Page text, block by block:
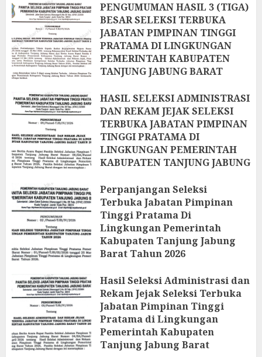
PENGUMUMAN HASIL 3 (TIGA)
BESAR SELEKSI TERBUKA
JABATAN PIMPINAN TINGGI
PRATAMA DI LINGKUNGAN
PEMERINTAH KABUPATEN
TANJUNG JABUNG BARAT
HASIL SELEKSI ADMINISTRASI
DAN REKAM JEJAK SELEKSI
TERBUKA JABATAN PIMPINAN
TINGGI PRATAMA DI
LINGKUNGAN PEMERINTAH
KABUPATEN TANJUNG JABUNG
24 APRIL 2026
Perpanjangan Seleksi
Terbuka Jabatan Pimpinan
Tinggi Pratama Di
Lingkungan Pemerintah
Kabupaten Tanjung Jabung
Barat Tahun 2026
Hasil Seleksi Administrasi dan
Rekam Jejak Seleksi Terbuka
Jabatan Pimpinan Tinggi
Pratama di Lingkungan
Pemerintah Kabupaten
Tanjung Jabung Barat